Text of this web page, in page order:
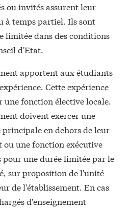
ou invités assurent leur
à temps partiel. Ils sont
limitée dans des conditions
d'Etat.
apportent aux étudiants
Cette expérience
une fonction élective locale.
doivent exercer une
en dehors de leur
ou une fonction exécutive
pour une durée limitée par le
sur proposition de l'unité
de l'établissement. En cas
d'enseignement